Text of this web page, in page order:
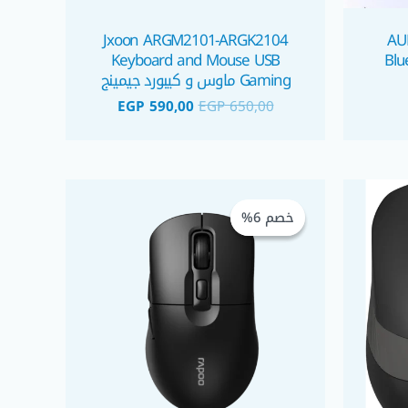
Jxoon ARGM2101-ARGK2104
Keyboard and Mouse USB
Gaming ماوس و كيبورد جيمينج
EGP650,00
EGP 590,00
السعر
الحالي
هو: خصم 6%
خصم 6% هو:
EGP 400,00.